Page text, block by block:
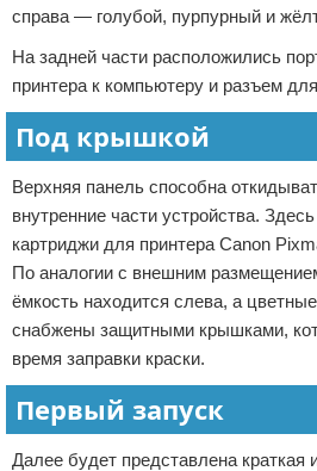
справа — голубой, пурпурный и
На задней части расположились
принтера к компьютеру и разъем
Под крышкой
Верхняя панель способна
внутренние части устройства.
картриджи для принтера Canon
По аналогии с внешним
ёмкость находится слева, а
снабжены защитными крышками,
время заправки краски.
Первый запуск
Далее будет представлена краткая